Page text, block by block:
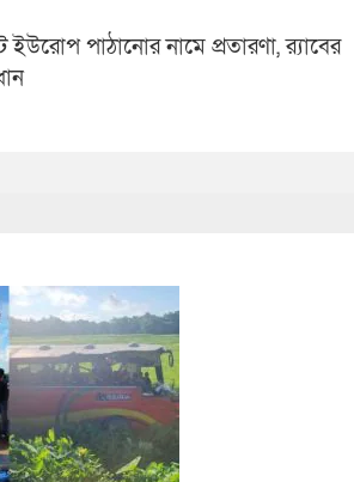
ইউরোপ পাঠানোর নামে প্রতারণা, র‌্যাবের